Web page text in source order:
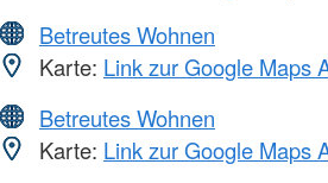
Betreutes Wohnen
Karte: Link zur Google Maps
Betreutes Wohnen
Karte: Link zur Google Maps